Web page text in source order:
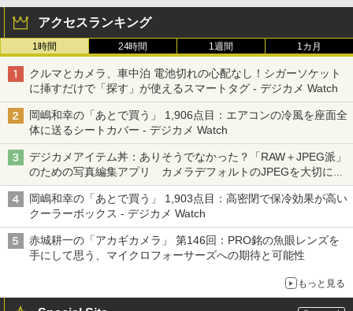
アクセスランキング
1時間 24時間 1週間 1カ月
クルマとカメラ、車中泊 電池切れの心配なし！シガーソケット
に挿すだけで「探す」が使えるスマートタグ - デジカメ Watch
岡嶋和幸の「あとで買う」 1,906点目：エアコンの冷風を座面全
体に送るシートカバー - デジカメ Watch
デジカメアイテム丼：ありそうでなかった？「RAW＋JPEG派」
のための写真編集アプリ カメラデフォルトのJPEGを大切にす
る「Filmator」
岡嶋和幸の「あとで買う」 1,903点目：高密閉で保冷効果が高い
クーラーボックス - デジカメ Watch
赤城耕一の「アカギカメラ」 第146回：PRO銘の魚眼レンズを
手にして思う、マイクロフォーサーズへの期待と可能性
もっと見る